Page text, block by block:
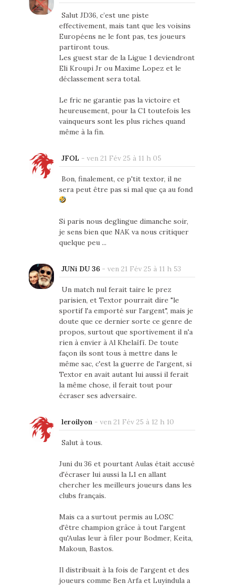
Salut JD36, c’est une piste
effectivement, mais tant que les voisins
Européens ne le font pas, tes joueurs
partiront tous.
Les guest star de la Ligue 1 deviendront
Eli Kroupi Jr ou Maxime Lopez et le
déclassement sera total.
Le fric ne garantie pas la victoire et
heureusement, pour la C1 toutefois les
vainqueurs sont les plus riches quand
même à la fin.
JFOL - ven 21 Fév 25 à 11 h 05
Bon, finalement, ce p'tit textor, il ne
sera peut être pas si mal que ça au fond
Si paris nous deglingue dimanche soir,
je sens bien que NAK va nous critiquer
quelque peu ...
JUNi DU 36- ven 21 Fév 25 à 11 h 53
Un match nul ferait taire le prez
parisien, et Textor pourrait dire "le
sportif l'a emporté sur l'argent", mais je
doute que ce dernier sorte ce genre de
propos, surtout que sportivement il n'a
rien à envier à Al Khelaïfï. De toute
façon ils sont tous à mettre dans le
même sac, c'est la guerre de l'argent, si
Textor en avait autant lui aussi il ferait
la même chose, il ferait tout pour
écraser ses adversaire.
leroilyon- ven 21 Fév 25 à 12 h 10
Salut à tous.
Juni du 36 et pourtant Aulas était accusé
d'écraser lui aussi la L1 en allant
chercher les meilleurs joueurs dans les
clubs français.
Mais ca a surtout permis au LOSC
d'être champion grâce à tout l'argent
qu'Aulas leur à filer pour Bodmer, Keita,
Makoun, Bastos.
Il distribuait à la fois de l'argent et des
joueurs comme Ben Arfa et Luyindula a